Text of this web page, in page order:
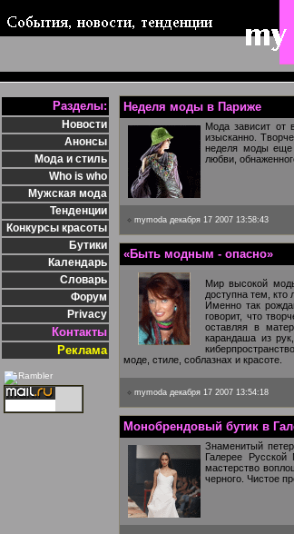
Разделы:
Новости
Анонсы
Мода и стиль
Who is who
Мужская мода
Тенденции
Конкурсы красоты
Бутики
Календарь
Словарь
Форум
Privacy
Контакты
Реклама
Неделя моды в Париже
Мода зависит от
изысканно.
неделя моды еще
любви,
mymoda декабря 17 2007 13:58:43
«Быть модным - опасно»
Мир высокой
доступна тем, кто
Именно так
говорит, что
оставляя в
карандаша из
моде, стиле, соблазнах и красоте.
mymoda декабря 17 2007 13:54:18
Монобрендовый бутик в
Знаменитый
Галерее
мастерство
черного. Чистое